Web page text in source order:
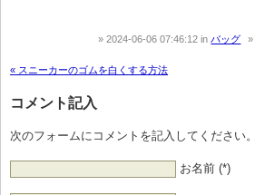
2024-06-06 07:46:12inバッグ
« スニーカーのゴムを白くする方法
コメント記入
次のフォームにコメントを記入してください。
お名前 (*)